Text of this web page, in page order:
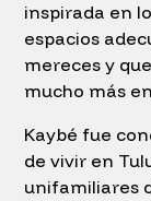
inspirada en
espacios
mereces y
mucho más
Kaybé fue
de vivir en
unifamiliares